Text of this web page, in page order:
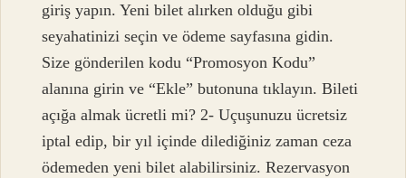
giriş yapın. Yeni bilet alırken olduğu gibi
seyahatinizi seçin ve ödeme sayfasına gidin.
Size gönderilen kodu “Promosyon Kodu”
alanına girin ve “Ekle” butonuna tıklayın. Bileti
açığa almak ücretli mi? 2- Uçuşunuzu ücretsiz
iptal edip, bir yıl içinde dilediğiniz zaman ceza
ödemeden yeni bilet alabilirsiniz. Rezervasyon